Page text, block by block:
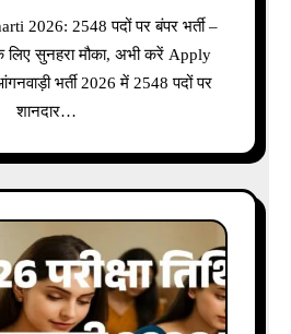
लिए सुनहरा मौका, अभी करें Apply
भर्ती 2026 में 2548 पदों पर
शानदार…